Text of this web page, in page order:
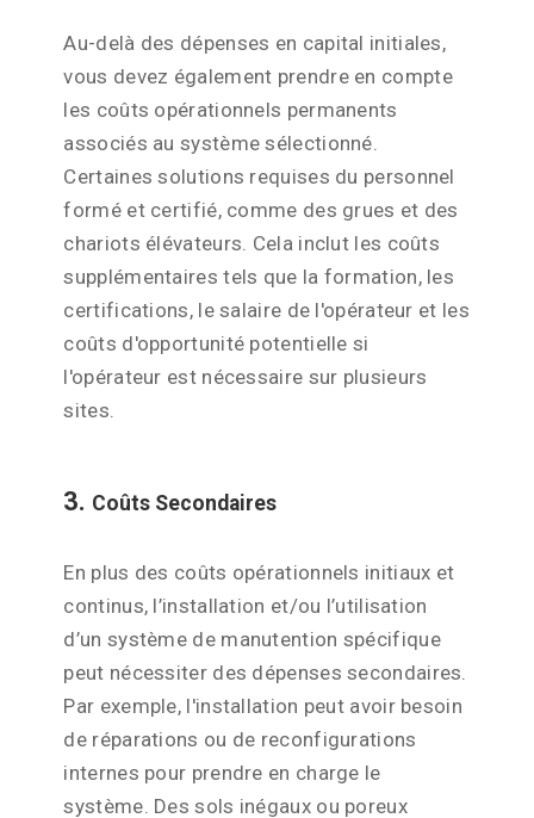
Au-delà des dépenses en capital initiales,
vous devez également prendre en compte
les coûts opérationnels permanents
associés au système sélectionné.
Certaines solutions requises du personnel
formé et certifié, comme des grues et des
chariots élévateurs. Cela inclut les coûts
supplémentaires tels que la formation, les
certifications, le salaire de l'opérateur et les
coûts d'opportunité potentielle si
l'opérateur est nécessaire sur plusieurs
sites.
3. Coûts Secondaires
En plus des coûts opérationnels initiaux et
continus, l’installation et/ou l’utilisation
d’un système de manutention spécifique
peut nécessiter des dépenses secondaires.
Par exemple, l'installation peut avoir besoin
de réparations ou de reconfigurations
internes pour prendre en charge le
système. Des sols inégaux ou poreux